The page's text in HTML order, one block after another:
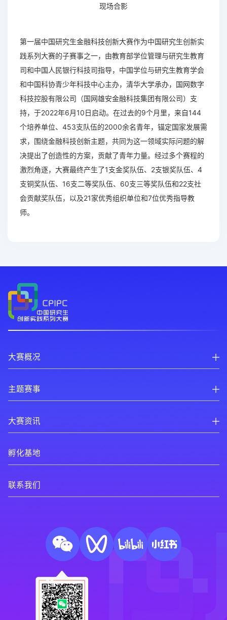
立即注册 >
申请创建 >
现场合影
第一届中国研究生金融科技创新大赛作为中国研究生创新实
践系列大赛的子赛事之一，由教育部学位管理与研究生教育
司和中国人民银行科技司指导，中国学位与研究生教育学会
和中国科协青少年科技中心主办，清华大学承办，国网数字
科技控股有限公司（国网雄安金融科技集团有限公司）支
持，于2022年6月10日启动。在过去的9个月里，来自144
个培养单位、453支队伍的2000余名青年，锚定国家发展需
求，围绕金融科技创新主题，共同为这一领域实际问题的解
决提出了创造性的方案，贡献了青年力量。经过多个赛程的
激烈角逐，大赛最终产生了1支金奖队伍、2支银奖队伍、4
支铜奖队伍、16支二等奖队伍、60支三等奖队伍和22支社
会贡献奖队伍，以及21家优秀组织单位和7位优秀指导教
师。
大赛概况
主题赛事
大赛资讯
孵化基地
联系我们